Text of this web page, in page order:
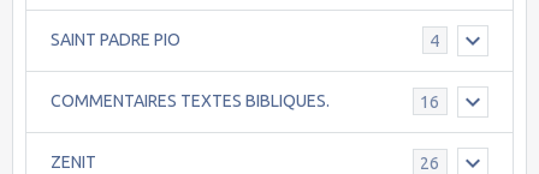
SAINT PADRE PIO 4
COMMENTAIRES TEXTES BIBLIQUES. 16
ZENIT 26